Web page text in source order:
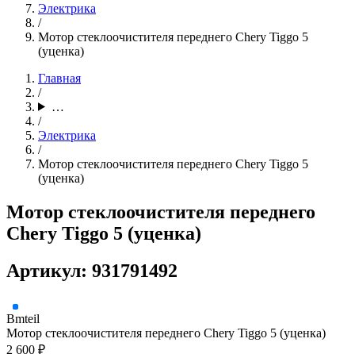
Электрика
/
Мотор стеклоочистителя переднего Chery Tiggo 5
(уценка)
Главная
/
…
/
Электрика
/
Мотор стеклоочистителя переднего Chery Tiggo 5
(уценка)
Мотор стеклоочистителя переднего
Chery Tiggo 5 (уценка)
Артикул: 931791492
Bmteil
Мотор стеклоочистителя переднего Chery Tiggo 5 (уценка)
2 600 ₽